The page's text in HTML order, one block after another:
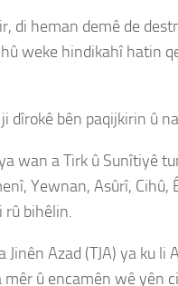
di heman demê de
weke hindikahî hatin
dîrokê bên paqijkirin û
wan a Tirk û Sunîtiyê
Yewnan, Asûrî, Cihû,
rû bihêlin.
Azad (TJA) ya ku li
û encamên wê yên